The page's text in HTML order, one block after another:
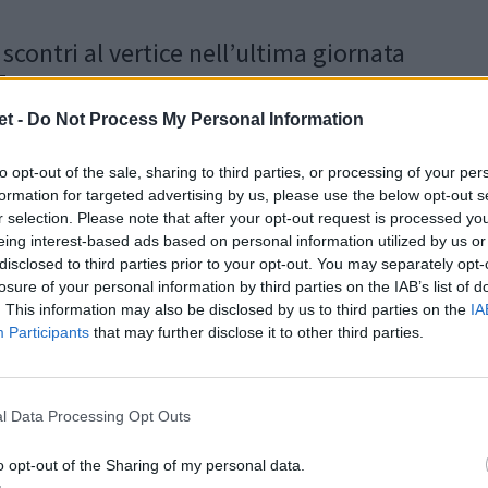
- Do Not Process My Personal Information
opt-out of the sale, sharing to third parties, or processing of your
for targeted advertising by us, please use the below opt-out
selection. Please note that after your opt-out request is processed
interest-based ads based on personal information utilized by us
to third parties prior to your opt-out. You may separately
of your personal information by third parties on the IAB’s list of
This information may also be disclosed by us to third parties on the
Participants that may further disclose it to other third parties.
Data Processing Opt Outs
opt-out of the Sharing of my personal data.
scontri al vertice nell’ultima giornata
saluta il 2017 proponendo un menù da pranzo di
di sfide...
per l’Arvalia Villa Pamphili
rinviate per terreno ghiacciato, una al nord e una